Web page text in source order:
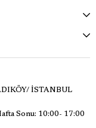
İSTANBUL
Sonu: 10:00- 17:00